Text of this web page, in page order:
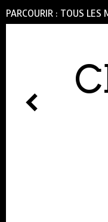
PARCOURIR : TOUS LES